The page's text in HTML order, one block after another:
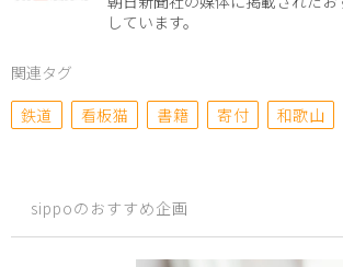
しています。
関連タグ
鉄道
看板猫 書籍 寄付 和歌山
sippoのおすすめ企画